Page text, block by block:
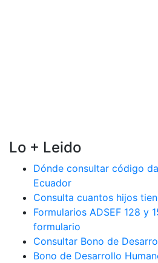
Lo + Leido
Dónde consultar código
Ecuador
Consulta cuantos hijos
Formularios ADSEF 128 y
formulario
Consultar Bono de
Bono de Desarrollo